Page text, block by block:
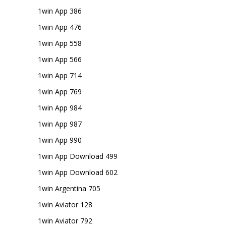
1win App 386
1win App 476
1win App 558
1win App 566
1win App 714
1win App 769
1win App 984
1win App 987
1win App 990
1win App Download 499
1win App Download 602
1win Argentina 705
1win Aviator 128
1win Aviator 792